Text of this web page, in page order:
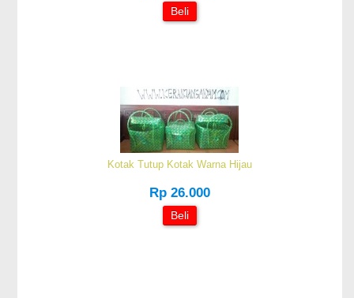
Beli
Kotak Tutup Kotak Warna Hijau
Rp 26.000
Beli